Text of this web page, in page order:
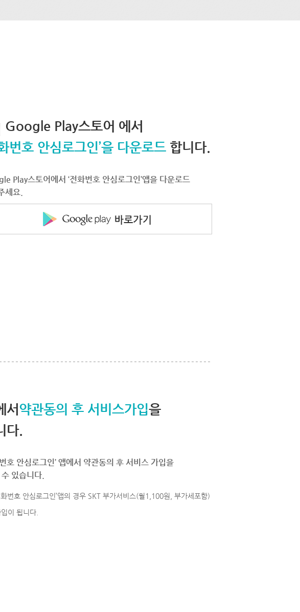
Google Play스토어 에서
번호 안심로그인’을 다운로드 합니다.
Play스토어에서 ‘전화번호 안심로그인’앱을 다운로드
세요.
서 약관동의 후 서비스가입을
다.
호 안심로그인’ 앱에서 약관동의 후 서비스 가입을
있습니다.
화번호 안심로그인’앱의 경우 SKT 부가서비스(월1,100원, 부가세포함)
이 됩니다.